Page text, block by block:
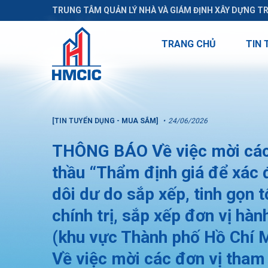
TRUNG TÂM QUẢN LÝ NHÀ VÀ GIÁM ĐỊNH XÂY DỰNG
TRANG CHỦ TIN
[TIN TUYỂN DỤNG - MUA SẮM] 24/06/2026
THÔNG BÁO Về việc mời
thầu “Thẩm định giá để
dôi dư do sắp xếp, tinh gọn
chính trị, sắp xếp đơn vị
(khu vực Thành phố Hồ Chí
Về việc mời các đơn vị